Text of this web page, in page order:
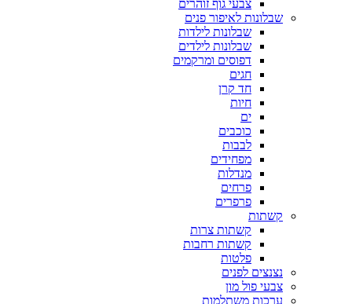
צבעי גוף זוהרים
שבלונות לאיפור פנים
שבלונות לילדות
שבלונות לילדים
דפוסים ומרקמים
חגים
חד קרן
חיות
ים
כוכבים
לבבות
מפחידים
מנדלות
פרחים
פרפרים
קשתות
קשתות צרות
קשתות רחבות
פלטות
נצנצים לפנים
צבעי פול מון
ערכות משתלמות